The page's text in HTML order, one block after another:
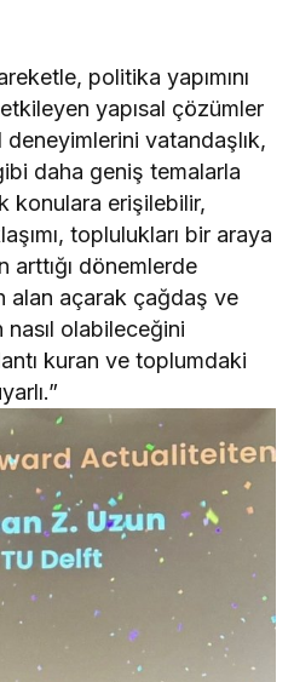
politika yapımını
yapısal çözümler
vatandaşlık,
daha geniş temalarla
konulara erişilebilir,
toplulukları bir araya
arttığı dönemlerde
alan açarak çağdaş ve
nasıl olabileceğini
kuran ve toplumdaki